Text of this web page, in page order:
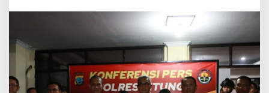
n
n
T
e
r